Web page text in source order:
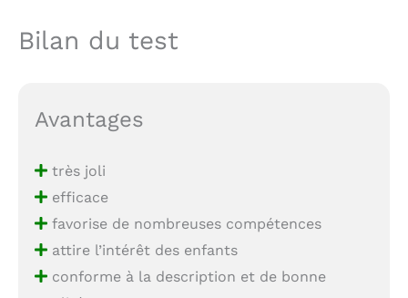
Bilan du test
Avantages
très joli
efficace
favorise de nombreuses compétences
attire l’intérêt des enfants
conforme à la description et de bonne